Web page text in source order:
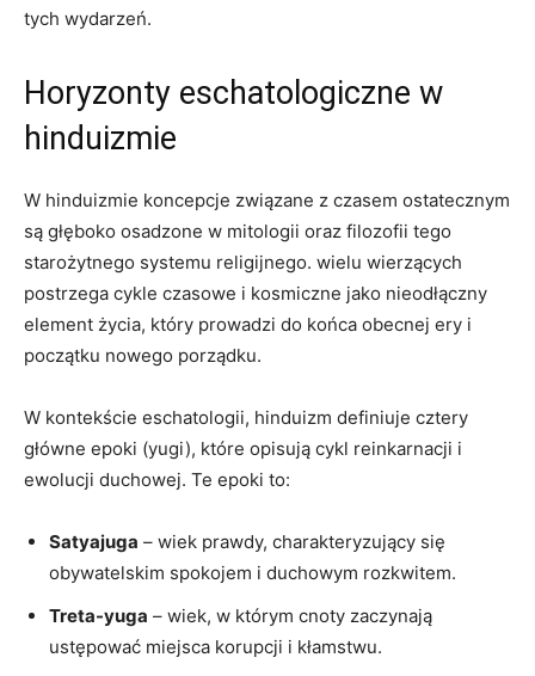
tych wydarzeń.
Horyzonty​ eschatologiczne‍ w
hinduizmie
W ⁣hinduizmie koncepcje związane‌ z czasem ostatecznym
są głęboko osadzone w mitologii oraz filozofii tego
starożytnego‌ systemu‌ religijnego. wielu⁣ wierzących
postrzega cykle czasowe i kosmiczne jako‍ nieodłączny⁢
element‍ życia, który prowadzi do ⁢końca⁤ obecnej ery i
początku nowego porządku.
W kontekście eschatologii, hinduizm ⁢definiuje cztery
główne epoki (yugi), które opisują ⁢cykl reinkarnacji i
ewolucji duchowej.⁤ Te ​epoki to:
Satyajuga – wiek prawdy, ⁣charakteryzujący‍ się⁢
obywatelskim spokojem i duchowym rozkwitem.
Treta-yuga ‍– wiek,‌ w którym​ cnoty zaczynają
ustępować miejsca korupcji i kłamstwu.